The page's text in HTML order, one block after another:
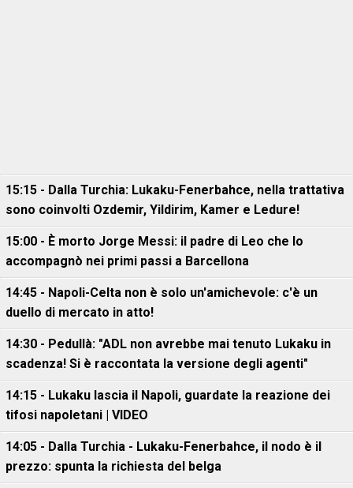
15:15 - Dalla Turchia: Lukaku-Fenerbahce, nella trattativa
sono coinvolti Ozdemir, Yildirim, Kamer e Ledure!
15:00 - È morto Jorge Messi: il padre di Leo che lo
accompagnò nei primi passi a Barcellona
14:45 - Napoli-Celta non è solo un'amichevole: c'è un
duello di mercato in atto!
14:30 - Pedullà: "ADL non avrebbe mai tenuto Lukaku in
scadenza! Si è raccontata la versione degli agenti"
14:15 - Lukaku lascia il Napoli, guardate la reazione dei
tifosi napoletani | VIDEO
14:05 - Dalla Turchia - Lukaku-Fenerbahce, il nodo è il
prezzo: spunta la richiesta del belga